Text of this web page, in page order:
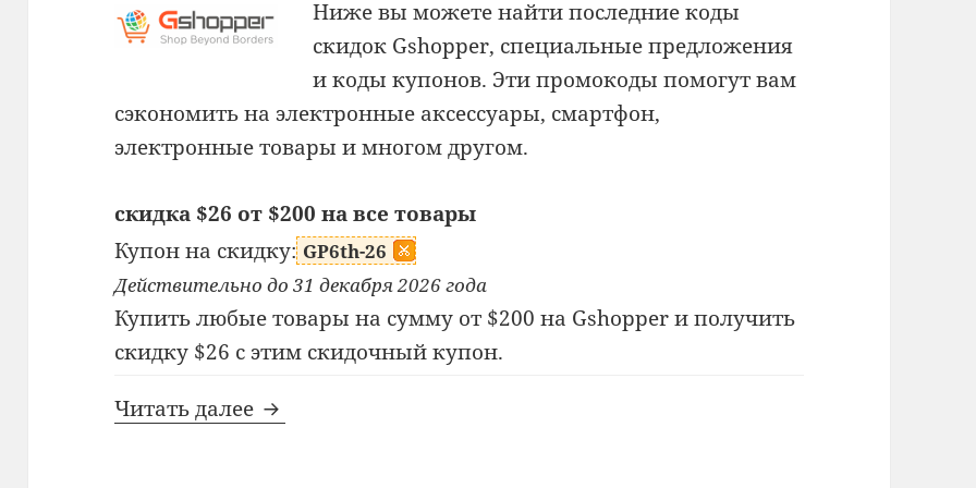
Ниже вы можете найти последние коды
скидок Gshopper, специальные предложения
и коды купонов. Эти промокоды помогут вам
сэкономить на электронные аксессуары, смартфон,
электронные товары и многом другом.
скидка $26 от $200 на все товары
Купон на скидку: GP6th-26
Действительно до 31 декабря 2026 года
Купить любые товары на сумму от $200 на Gshopper и получить
скидку $26 с этим скидочный купон.
Читать далее Промокод Gshopper